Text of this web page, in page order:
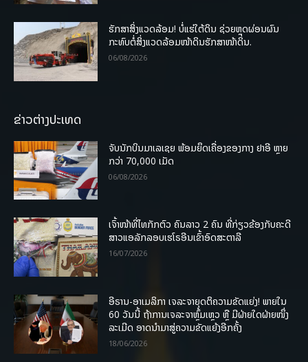
ຮັກສາສິ່ງແວດລ້ອມ! ບໍ່ແຮ່ໃຕ້ດິນ ຊ່ວຍຫຼຸດຜ່ອນຜົນ
ກະທົບຕໍ່ສິ່ງແວດລ້ອມໜ້າດິນຮັກສາໜ້າດິນ.
06/08/2026
ຂ່າວຕ່າງປະເທດ
ຈັບນັກບິນມາເລເຊຍ ພ້ອມຍຶດເຄື່ອງຂອງກາງ ຢາອີ ຫຼາຍ
ກວ່າ 70,000 ເມັດ
06/08/2026
ເຈົ້າໜ້າທີ່ໄທກັກຕົວ ຄົນລາວ 2 ຄົນ ທີ່ກ່ຽວຂ້ອງກັບຄະດີ
ສາວແອລັກລອບເຮໂຣອີນເຂົ້າອົດສະຕາລີ
16/07/2026
ອີຣານ-ອາເມລິກາ ເຈລະຈາຍຸດຕິຄວາມຂັດແຍ່ງ! ພາຍໃນ
60 ວັນນີ້ ຖ້າການເຈລະຈາຫຼົ້ມເຫຼວ ຫຼື ມີຝ່າຍໃດຝ່າຍໜຶ່ງ
ລະເມີດ ອາດນໍາມາສູ່ຄວາມຂັດແຍ້ງອີກຄັ້ງ
18/06/2026